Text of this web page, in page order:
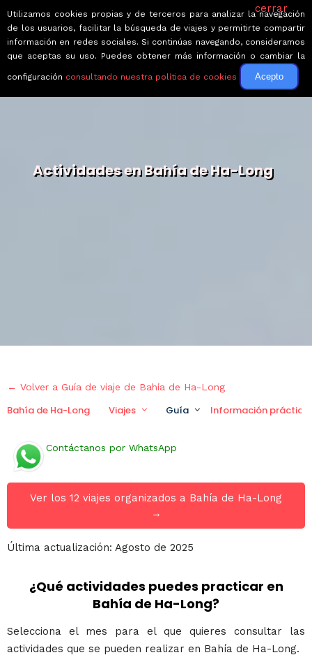
Actividades en Bahía de Ha-Long
← Volver a Guía de viaje de Bahía de Ha-Long
Bahía de Ha-Long Viajes Guía Información práctica
Contáctanos por WhatsApp
Ver los 12 viajes organizados a Bahía de Ha-Long
→
Última actualización: Agosto de 2025
¿Qué actividades puedes practicar en
Bahía de Ha-Long?
Selecciona el mes para el que quieres consultar las
actividades que se pueden realizar en Bahía de Ha-Long.
cerrar
Utilizamos cookies propias y de terceros para analizar la navegación
de los usuarios, facilitar la búsqueda de viajes y permitirte compartir
información en redes sociales. Si continúas navegando, consideramos
que aceptas su uso. Puedes obtener más información o cambiar la
configuración consultando nuestra política de cookies Acepto